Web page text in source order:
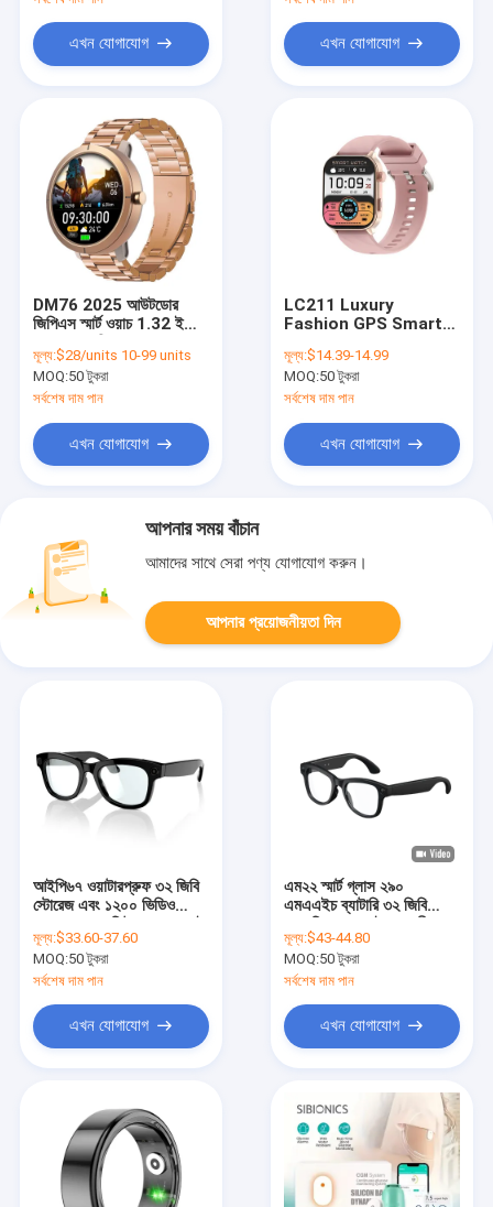
এখন যোগাযোগ এখন যোগাযোগ
DM76 2025 আউটডোর
জিপিএস স্মার্ট ওয়াচ 1.32 ইঞ্চি
5ATM ওয়াটারপ্রুফ সহ
মূল্য:$28/units 10-99 units
MOQ:50 টুকরা
সর্বশেষ দাম পান
এখন যোগাযোগ
LC211 Luxury
Fashion GPS Smart
Screen 1ATM
Waterproof and
360mAh Battery for
Tracking
মূল্য:$14.39-14.99
MOQ:50 টুকরা
সর্বশেষ দাম পান
এখন যোগাযোগ
আপনার সময় বাঁচান
আমাদের সাথে সেরা পণ্য যোগাযোগ করুন।
আপনার প্রয়োজনীয়তা দিন
আইপি৬৭ ওয়াটারপ্রুফ ৩২ জিবি
স্টোরেজ এবং ১২০০ ভিডিও
গ্লাস স্মার্ট গ্লাস
মূল্য:$33.60-37.60
MOQ:50 টুকরা
সর্বশেষ দাম পান
এখন যোগাযোগ
এম২২ স্মার্ট গ্লাস ২৯০
এমএএইচ ব্যাটারি ৩২ জিবি
ভিডিও ওয়াইফাইয়ের জন্য ৮
মিলিয়ন পিক্সেল ক্যামেরা
মূল্য:$43-44.80
MOQ:50 টুকরা
সর্বশেষ দাম পান
এখন যোগাযোগ